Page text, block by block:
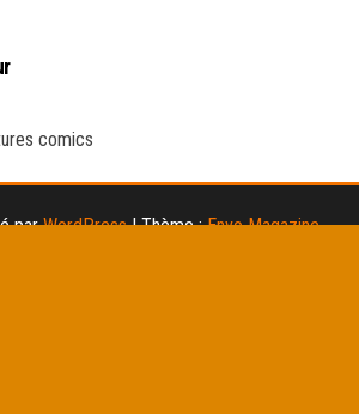
comics
parWordPress |Thème :Envo Magazine